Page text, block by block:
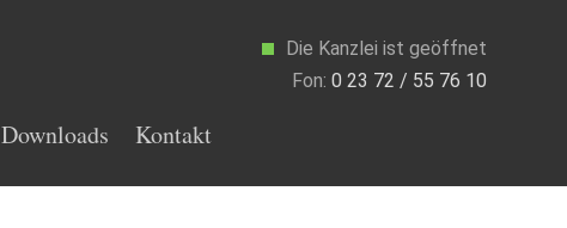
Die Kanzlei ist geöffnet
Fon: 0 23 72 / 55 76 10
Downloads Kontakt